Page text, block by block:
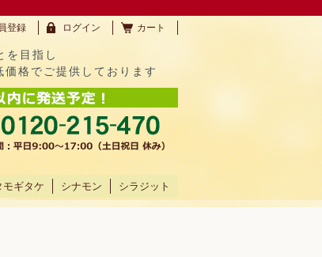
登録 ログイン カート
を目指し
格でご提供しております
モギタケ シナモン シラジット